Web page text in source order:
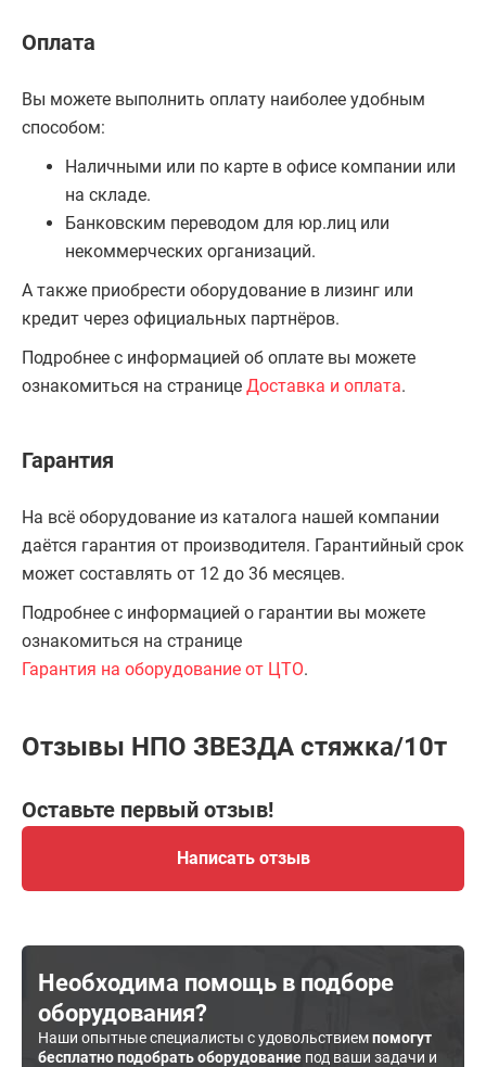
Оплата
Вы можете выполнить оплату наиболее удобным
способом:
Наличными или по карте в офисе компании или
на складе.
Банковским переводом для юр.лиц или
некоммерческих организаций.
А также приобрести оборудование в лизинг или
кредит через официальных партнёров.
Подробнее с информацией об оплате вы можете
ознакомиться на странице Доставка и оплата.
Гарантия
На всё оборудование из каталога нашей компании
даётся гарантия от производителя. Гарантийный срок
может составлять от 12 до 36 месяцев.
Подробнее с информацией о гарантии вы можете
ознакомиться на странице
Гарантия на оборудование от ЦТО.
Отзывы НПО ЗВЕЗДА стяжка/10т
Оставьте первый отзыв!
Написать отзыв
Необходима помощь в подборе
оборудования?
Наши опытные специалисты с удовольствиемпомогут
бесплатно подобрать оборудование под ваши задачи и